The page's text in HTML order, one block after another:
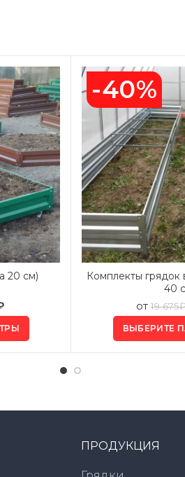
20 см)
-40%
Комплекты грядок
40
от 19 675
ВЫБЕРИТЕ
ПРОДУКЦИЯ